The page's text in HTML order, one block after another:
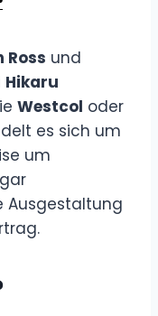
Ross und
Hikaru
Westcol oder
es sich um
um
Ausgestaltung